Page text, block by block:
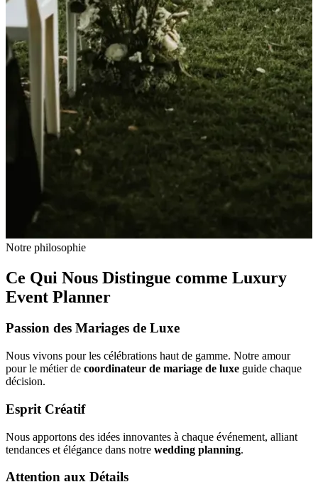
Notre philosophie
Ce Qui Nous Distingue comme Luxury
Event Planner
Passion des Mariages de Luxe
Nous vivons pour les célébrations haut de gamme. Notre amour
pour le métier de coordinateur de mariage de luxe guide chaque
décision.
Esprit Créatif
Nous apportons des idées innovantes à chaque événement, alliant
tendances et élégance dans notre wedding planning.
Attention aux Détails